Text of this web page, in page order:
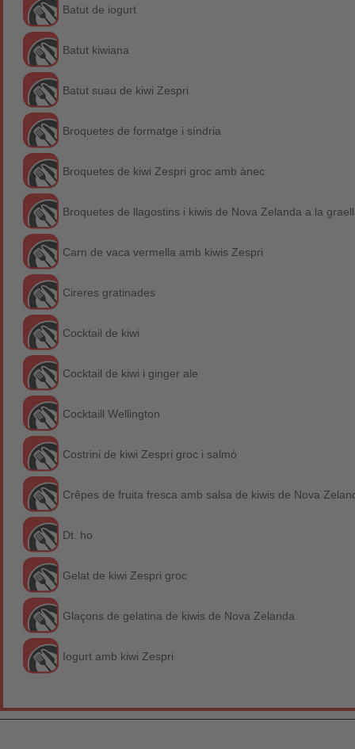
Batut de iogurt
Batut kiwiana
Batut suau de kiwi Zespri
Broquetes de formatge i síndria
Broquetes de kiwi Zespri groc amb ànec
Broquetes de llagostins i kiwis de Nova Zelanda a la
Carn de vaca vermella amb kiwis Zespri
Cireres gratinades
Cocktail de kiwi
Cocktail de kiwi i ginger ale
Cocktaill Wellington
Costrini de kiwi Zespri groc i salmó
Crêpes de fruita fresca amb salsa de kiwis de Nova
Dt. ho
Gelat de kiwi Zespri groc
Glaçons de gelatina de kiwis de Nova Zelanda
Iogurt amb kiwi Zespri